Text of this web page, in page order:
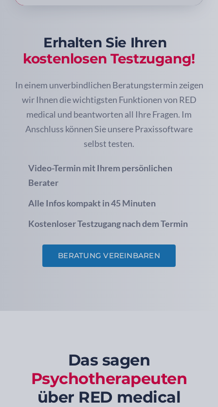
Erhalten Sie Ihren
kostenlosen Testzugang!
In einem unverbindlichen Beratungstermin zeigen
wir Ihnen die wichtigsten Funktionen von RED
medical und beantworten all Ihre Fragen. Im
Anschluss können Sie unsere Praxissoftware
selbst testen.
Video-Termin mit Ihrem persönlichen
Berater
Alle Infos kompakt in 45 Minuten
Kostenloser Testzugang nach dem Termin
BERATUNG VEREINBAREN
Das sagen
Psychotherapeuten
über RED medical